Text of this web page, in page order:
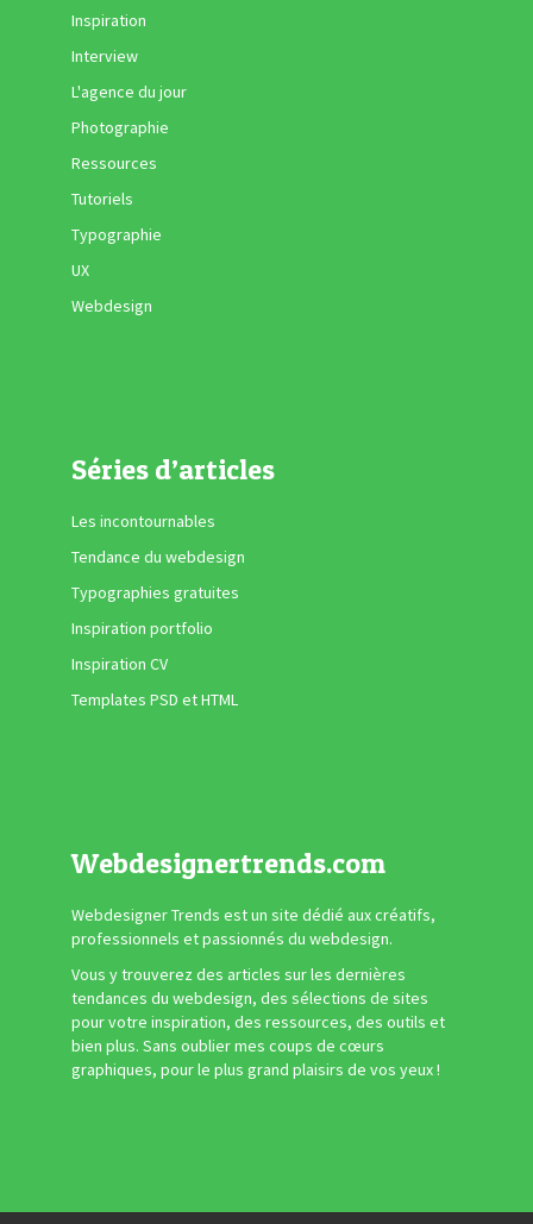
Inspiration
Interview
L'agence du jour
Photographie
Ressources
Tutoriels
Typographie
UX
Webdesign
Séries d’articles
Les incontournables
Tendance du webdesign
Typographies gratuites
Inspiration portfolio
Inspiration CV
Templates PSD et HTML
Webdesignertrends.com
Webdesigner Trends est un site dédié aux créatifs,
professionnels et passionnés du webdesign.
Vous y trouverez des articles sur les dernières
tendances du webdesign, des sélections de sites
pour votre inspiration, des ressources, des outils et
bien plus. Sans oublier mes coups de cœurs
graphiques, pour le plus grand plaisirs de vos yeux !